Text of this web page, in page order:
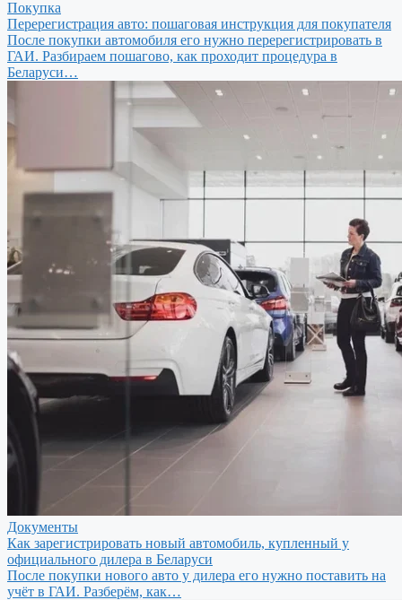
Покупка
Перерегистрация авто: пошаговая инструкция для покупателя
После покупки автомобиля его нужно перерегистрировать в
ГАИ. Разбираем пошагово, как проходит процедура в
Беларуси…
Документы
Как зарегистрировать новый автомобиль, купленный у
официального дилера в Беларуси
После покупки нового авто у дилера его нужно поставить на
учёт в ГАИ. Разберём, как…